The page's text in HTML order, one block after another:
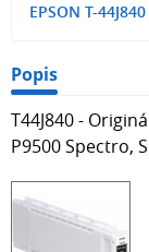
EPSON T-
Popis
T44J840 -
P9500 Spectro,